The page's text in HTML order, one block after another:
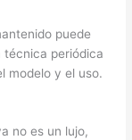
puede
técnica periódica
modelo y el uso.
no es un lujo,